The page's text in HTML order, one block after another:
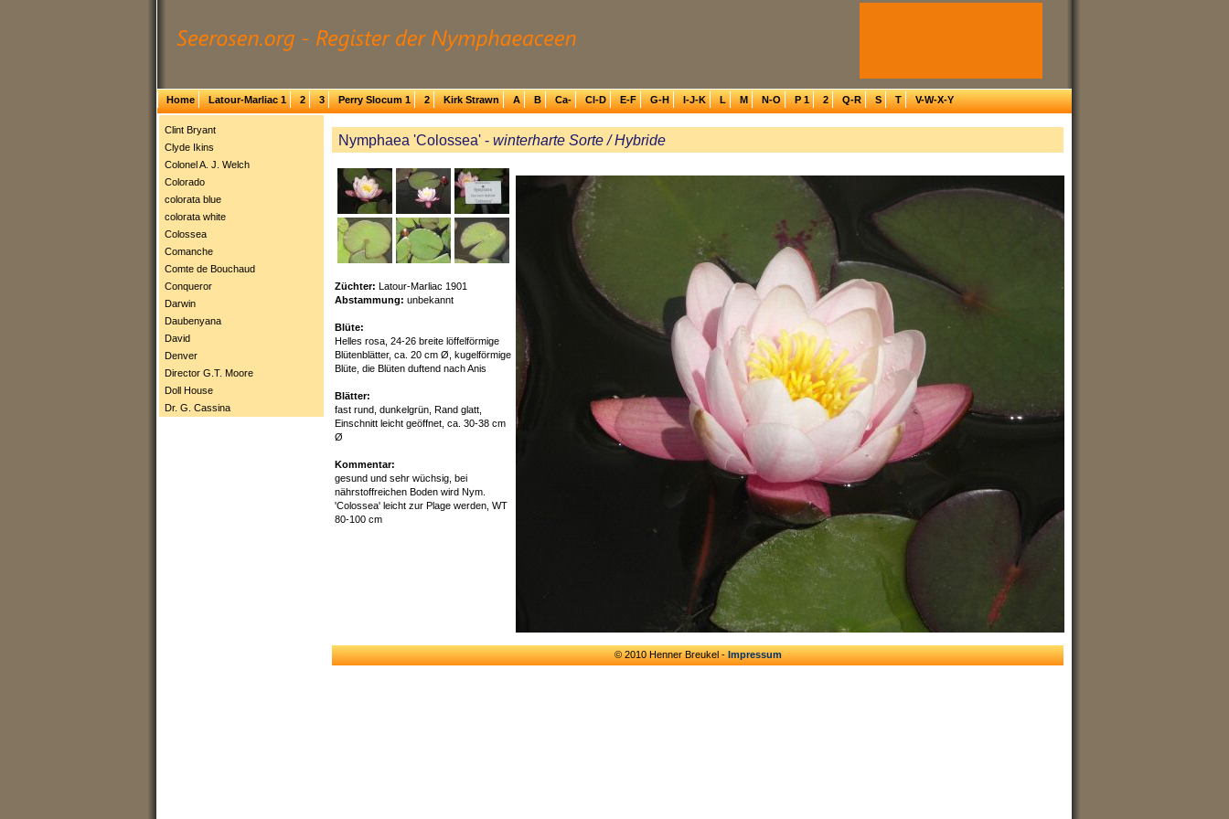
Home Latour-Marliac 1 2 3 Perry Slocum 1 2 Kirk Strawn A B Ca- Cl-D E-F G-H I-J-K L M N-O P 1 2 Q-R S T V-W-X-Y
Nymphaea 'Colossea' - winterharte Sorte / Hybride
Züchter: Latour-Marliac 1901
Abstammung: unbekannt
Blüte:
Helles rosa, 24-26 breite löffelförmige
Blütenblätter, ca. 20 cm Ø, kugelförmige
Blüte, die Blüten duftend nach Anis
Blätter:
fast rund, dunkelgrün, Rand glatt,
Einschnitt leicht geöffnet, ca. 30-38 cm
Ø
Kommentar:
gesund und sehr wüchsig, bei
nährstoffreichen Boden wird Nym.
'Colossea' leicht zur Plage werden, WT
80-100 cm
© 2010 Henner Breukel -Impressum
Clint Bryant
Clyde Ikins
Colonel A. J. Welch
Colorado
colorata blue
colorata white
Colossea
Comanche
Comte de Bouchaud
Conqueror
Darwin
Daubenyana
David
Denver
Director G.T. Moore
Doll House
Dr. G. Cassina